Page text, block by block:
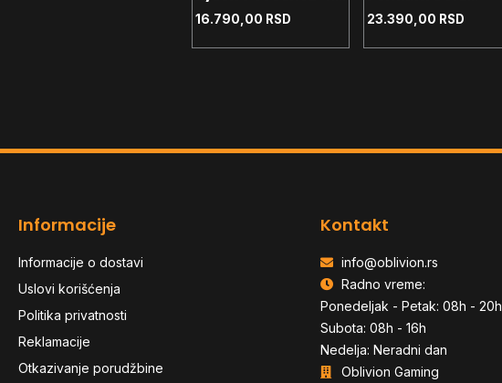
GHz Tray
16.790,00 RSD
G6400 4.0 GHz Tray
23.390,00 RSD
Informacije
Informacije o dostavi
Uslovi korišćenja
Politika privatnosti
Reklamacije
Otkazivanje porudžbine
Kontakt
info@oblivion.rs
Radno vreme:
Ponedeljak - Petak: 08h - 20h
Subota: 08h - 16h
Nedelja: Neradni dan
Oblivion Gaming